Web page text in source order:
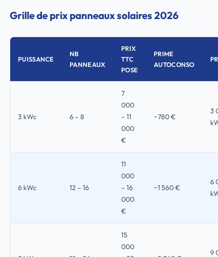
Grille de prix panneaux solaires 2026
PUISSANCE
NB
PANNEAUX
PRIX
TTC
POSE
PRIME
AUTOCONSO
3 kWc 6 – 8
7
000
– 11
000
€
~780 €
3
6 kWc 12 – 16
11
000
– 16
000
€
~1 560 €
6
15
000
9